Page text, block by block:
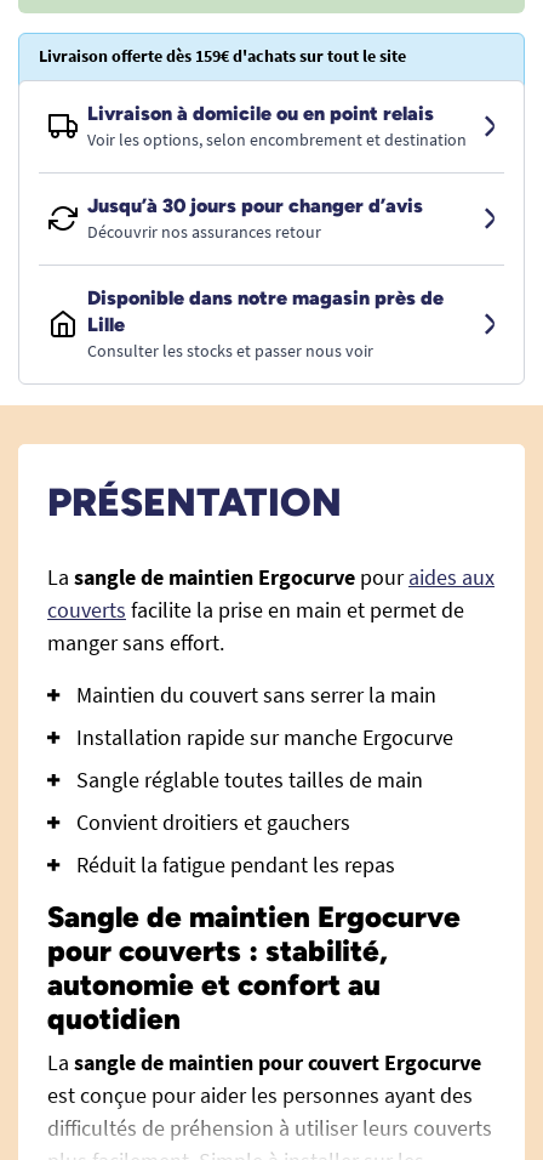
Livraison offerte dès 159€ d'achats sur tout le site
Livraison à domicile ou en point relais
Voir les options, selon encombrement et destination
Jusqu’à 30 jours pour changer d’avis
Découvrir nos assurances retour
Disponible dans notre magasin près de
Lille
Consulter les stocks et passer nous voir
PRÉSENTATION
La sangle de maintien Ergocurve pouraides aux
couverts facilite la prise en main et permet de
manger sans effort.
Maintien du couvert sans serrer la main
Installation rapide sur manche Ergocurve
Sangle réglable toutes tailles de main
Convient droitiers et gauchers
Réduit la fatigue pendant les repas
Sangle de maintien Ergocurve
pour couverts : stabilité,
autonomie et confort au
quotidien
La sangle de maintien pour couvert Ergocurve
est conçue pour aider les personnes ayant des
difficultés de préhension à utiliser leurs couverts